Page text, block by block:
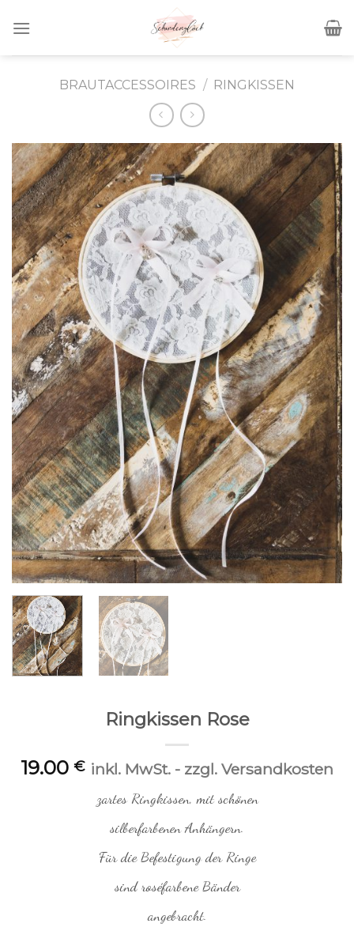
BRAUTACCESSOIRES / RINGKISSEN
Ringkissen Rose
19.00 € inkl. MwSt. - zzgl. Versandkosten
zartes Ringkissen, mit schönen
silberfarbenen Anhängern.
Für die Befestigung der Ringe
sind roséfarbene Bänder
angebracht.